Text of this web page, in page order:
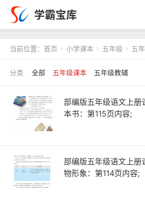
学霸宝库
当前位置： 首页  小学课本  五年级  五
全部 五年级课本 五年级教辅
部编版五年级语文上
本书：第115页内容;
部编版五年级语文上册
物形象：第114页内容;